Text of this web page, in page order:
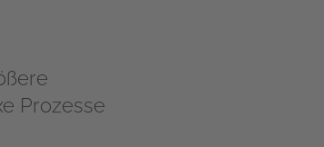
Prozesse